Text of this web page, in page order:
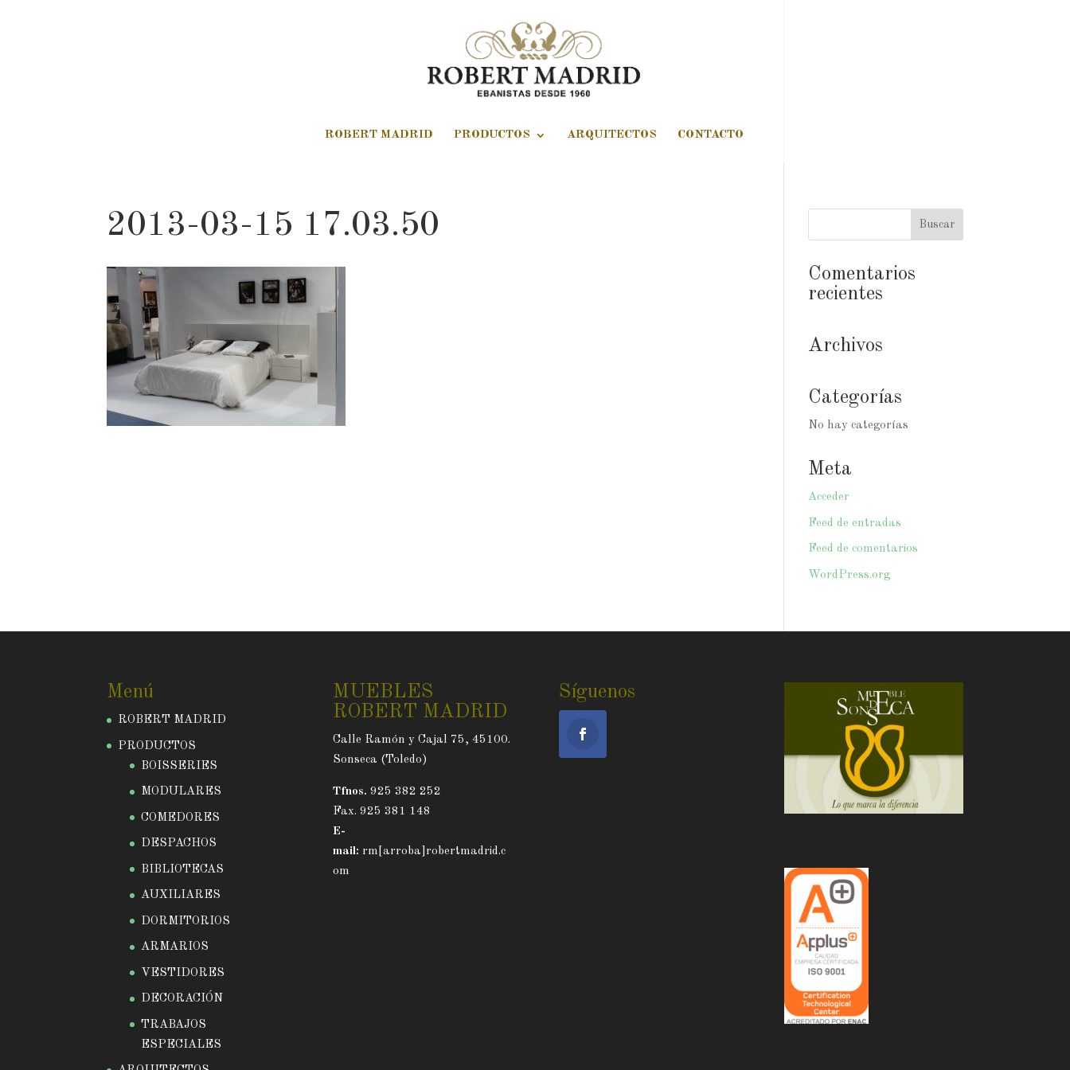
ROBERT MADRID PRODUCTOS ARQUITECTOS CONTACTO
2013-03-15 17.03.50
Comentarios
recientes
Archivos
Categorías
No hay categorías
Meta
Acceder
Feed de entradas
Feed de comentarios
WordPress.org
Menú
ROBERT MADRID
PRODUCTOS
BOISSERIES
MODULARES
COMEDORES
DESPACHOS
BIBLIOTECAS
AUXILIARES
DORMITORIOS
ARMARIOS
VESTIDORES
DECORACIÓN
TRABAJOS
ESPECIALES
MUEBLES
ROBERT MADRID
Calle Ramón y Cajal 75, 45100.
Sonseca (Toledo)
Tfnos. 925 382 252
Fax. 925 381 148
E-
mail: rm[arroba]robertmadrid.c
om
Síguenos